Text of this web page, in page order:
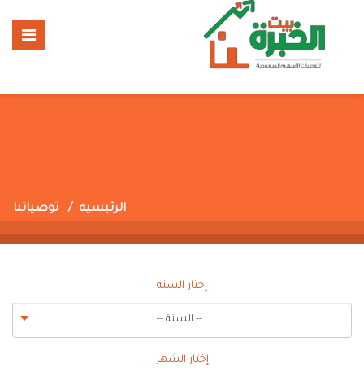
الرئيسيه توصياتنا
إختار السنه
-- السنة --
إختار الشهر